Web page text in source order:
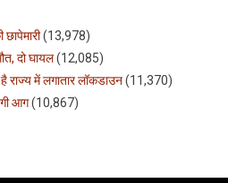
(13,978)
दो घायल(12,085)
राज्य में लगातार लॉकडाउन(11,370)
आग(10,867)